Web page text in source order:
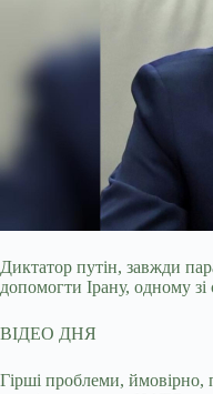
Диктатор путін, завжди
допомогти Ірану, одному
ВІДЕО ДНЯ
Гірші проблеми, ймовірно,